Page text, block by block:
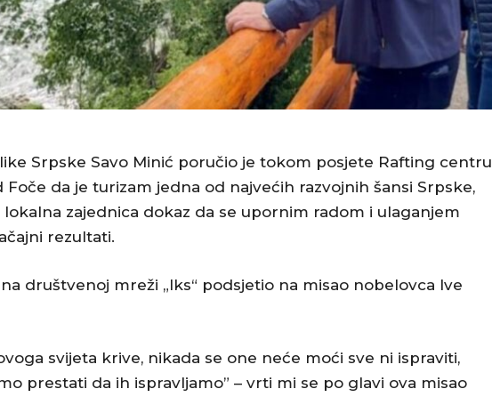
Srpske Savo Minić poručio je tokom posjete Rafting centru
Foče da je turizam jedna od najvećih razvojnih šansi Srpske,
lokalna zajednica dokaz da se upornim radom i ulaganjem
rezultati.
društvenoj mreži „Iks“ podsjetio na misao nobelovca Ive
svijeta krive, nikada se one neće moći sve ni ispraviti,
prestati da ih ispravljamo” – vrti mi se po glavi ova misao